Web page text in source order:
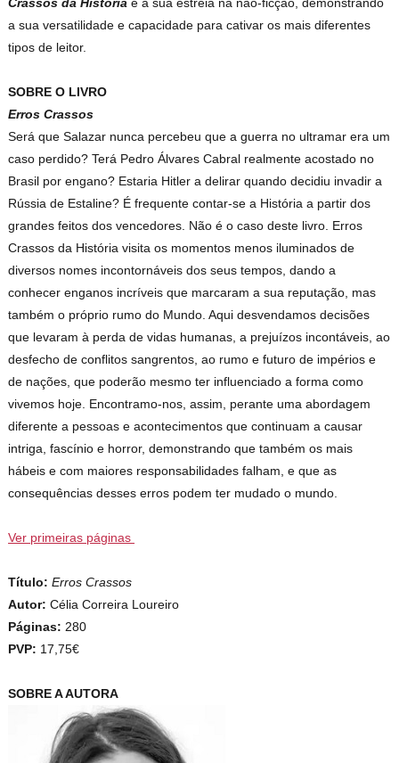
Crassos da Históriaé a sua estreia na não-ficção, demonstrando
a sua versatilidade e capacidade para cativar os mais diferentes
tipos de leitor.
SOBRE O LIVRO
Erros Crassos
Será que Salazar nunca percebeu que a guerra no ultramar era um
caso perdido? Terá Pedro Álvares Cabral realmente acostado no
Brasil por engano? Estaria Hitler a delirar quando decidiu invadir a
Rússia de Estaline? É frequente contar-se a História a partir dos
grandes feitos dos vencedores. Não é o caso deste livro. Erros
Crassos da História visita os momentos menos iluminados de
diversos nomes incontornáveis dos seus tempos, dando a
conhecer enganos incríveis que marcaram a sua reputação, mas
também o próprio rumo do Mundo. Aqui desvendamos decisões
que levaram à perda de vidas humanas, a prejuízos incontáveis, ao
desfecho de conflitos sangrentos, ao rumo e futuro de impérios e
de nações, que poderão mesmo ter influenciado a forma como
vivemos hoje. Encontramo-nos, assim, perante uma abordagem
diferente a pessoas e acontecimentos que continuam a causar
intriga, fascínio e horror, demonstrando que também os mais
hábeis e com maiores responsabilidades falham, e que as
consequências desses erros podem ter mudado o mundo.
Ver primeiras páginas
Título:Erros Crassos
Autor:Célia Correira Loureiro
Páginas:280
PVP: 17,75€
SOBRE A AUTORA